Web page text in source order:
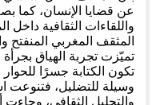
عن قضايا الإنسان، كما
واللقاءات الثقافية
المثقف المغربي المنفتح
تميّزت تجربة الهياق
تكون الكتابة جسرًا للحوار
وسيلة للتضليل، فتنوعت
والتحليل الثقافي،